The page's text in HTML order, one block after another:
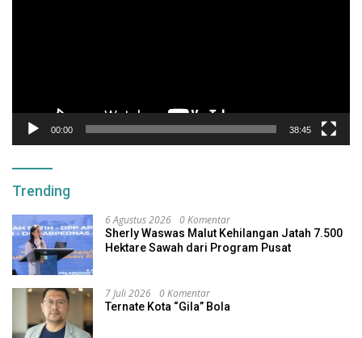
00:00 38:45
Trending
6 Agustus 2026 0 Komentar
Sherly Waswas Malut Kehilangan Jatah 7.500
Hektare Sawah dari Program Pusat
7 Juli 2026 0 Komentar
Ternate Kota “Gila” Bola